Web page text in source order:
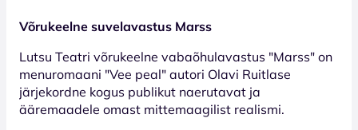
Võrukeelne suvelavastus Marss
Lutsu Teatri võrukeelne vabaõhulavastus "Marss" on
menuromaani "Vee peal" autori Olavi Ruitlase
järjekordne kogus publikut naerutavat ja
ääremaadele omast mittemaagilist realismi.